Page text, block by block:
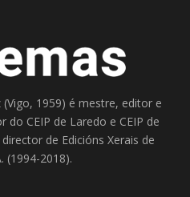
1959) é mestre, editor e
do CEIP de Laredo e CEIP de
de Edicións Xerais de
. (1994-2018).